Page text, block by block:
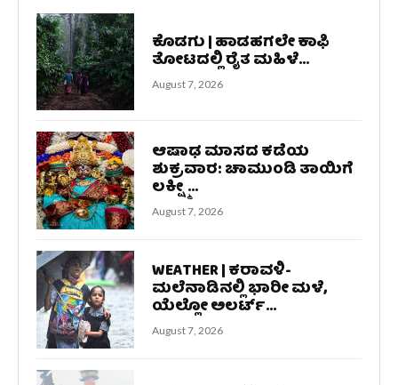
ಕೊಡಗು | ಹಾಡಹಗಲೇ ಕಾಫಿ
ತೋಟದಲ್ಲಿ ರೈತ ಮಹಿಳೆ...
August 7, 2026
ಆಷಾಢ ಮಾಸದ ಕಡೆಯ
ಶುಕ್ರವಾರ: ಚಾಮುಂಡಿ ತಾಯಿಗೆ
ಲಕ್ಷ್ಮೀ...
August 7, 2026
WEATHER | ಕರಾವಳಿ-
ಮಲೆನಾಡಿನಲ್ಲಿ ಭಾರೀ ಮಳೆ,
ಯೆಲ್ಲೋ ಅಲರ್ಟ್‌...
August 7, 2026